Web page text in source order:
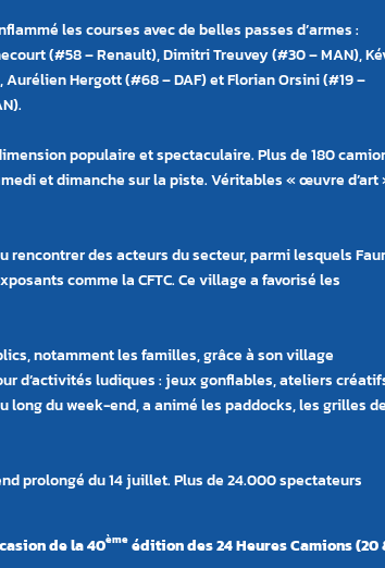
les courses avec de belles passes d’armes :
(#58 – Renault), Dimitri Treuvey (#30 – MAN),
Aurélien Hergott (#68 – DAF) et Florian Orsini (#19 –
populaire et spectaculaire. Plus de 180
et dimanche sur la piste. Véritables « œuvre d’art
rencontrer des acteurs du secteur, parmi lesquels
comme la CFTC. Ce village a favorisé les
notamment les familles, grâce à son village
d’activités ludiques : jeux gonflables, ateliers
long du week-end, a animé les paddocks, les grilles de
prolongé du 14 juillet. Plus de 24.000 spectateurs
de la 40ème édition des 24 Heures Camions (20